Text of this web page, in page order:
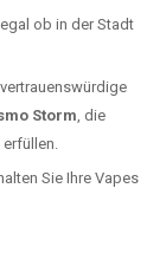
ob in der Stadt
Storm, die
erfüllen.
Sie Ihre Vapes